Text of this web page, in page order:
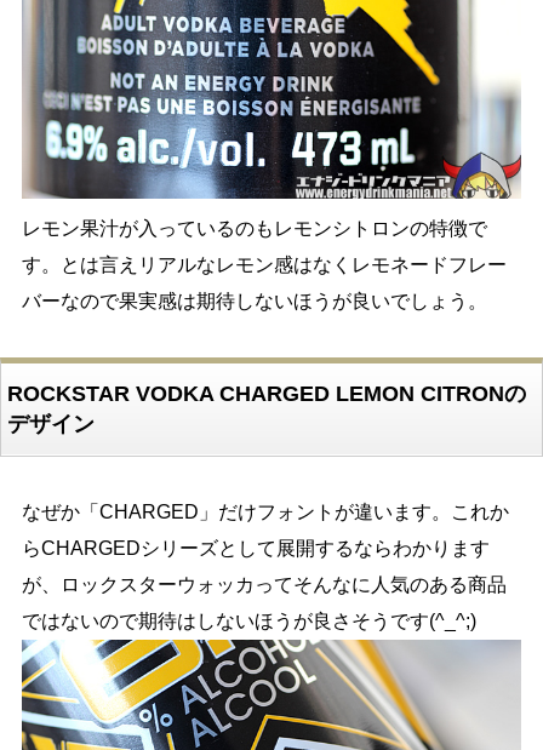
レモン果汁が入っているのもレモンシトロンの特徴で
す。とは言えリアルなレモン感はなくレモネードフレー
バーなので果実感は期待しないほうが良いでしょう。
ROCKSTAR VODKA CHARGED LEMON CITRONの
デザイン
なぜか「CHARGED」だけフォントが違います。これか
らCHARGEDシリーズとして展開するならわかります
が、ロックスターウォッカってそんなに人気のある商品
ではないので期待はしないほうが良さそうです(^_^;)